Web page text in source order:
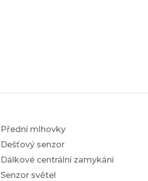
Přední mlhovky
Dešťový senzor
Dálkové centrální zamykání
Senzor světel